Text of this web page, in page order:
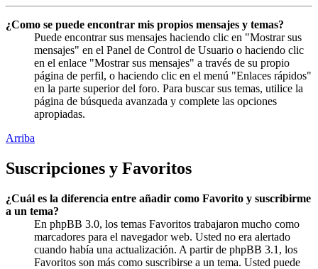
¿Como se puede encontrar mis propios mensajes y temas?
Puede encontrar sus mensajes haciendo clic en "Mostrar sus
mensajes" en el Panel de Control de Usuario o haciendo clic
en el enlace "Mostrar sus mensajes" a través de su propio
página de perfil, o haciendo clic en el menú "Enlaces rápidos"
en la parte superior del foro. Para buscar sus temas, utilice la
página de búsqueda avanzada y complete las opciones
apropiadas.
Arriba
Suscripciones y Favoritos
¿Cuál es la diferencia entre añadir como Favorito y suscribirme
a un tema?
En phpBB 3.0, los temas Favoritos trabajaron mucho como
marcadores para el navegador web. Usted no era alertado
cuando había una actualización. A partir de phpBB 3.1, los
Favoritos son más como suscribirse a un tema. Usted puede